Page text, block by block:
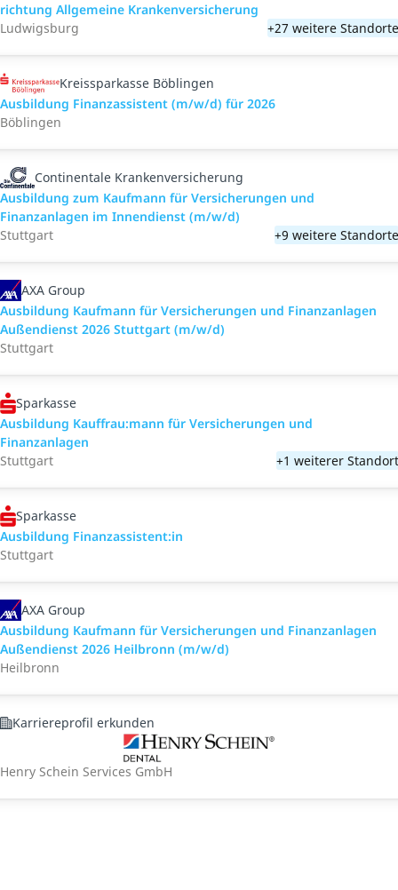
richtung All­gemeine Kranken­versicher­ung
Ludwigsburg
+27 weitere Standorte
Kreissparkasse Böblingen
Ausbildung Finanzassistent (m/w/d) für 2026
Böblingen
Continentale Krankenversicherung
Ausbildung zum Kaufmann für Versicherungen und
Finanzanlagen im Innendienst (m/w/d)
Stuttgart
+9 weitere Standorte
AXA Group
Ausbildung Kaufmann für Versicherungen und Finanzanlagen
Außendienst 2026 Stuttgart (m/w/d)
Stuttgart
Sparkasse
Ausbildung Kauffrau:mann für Versicherungen und
Finanzanlagen
Stuttgart
+1 weiterer Standort
Sparkasse
Ausbildung Finanzassistent:in
Stuttgart
AXA Group
Ausbildung Kaufmann für Versicherungen und Finanzanlagen
Außendienst 2026 Heilbronn (m/w/d)
Heilbronn
Karriereprofil erkunden
Henry Schein Services GmbH